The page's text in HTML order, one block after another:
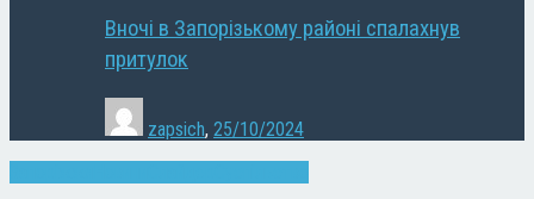
Вночі в Запорізькому районі спалахнув
притулок
zapsich, 25/10/2024